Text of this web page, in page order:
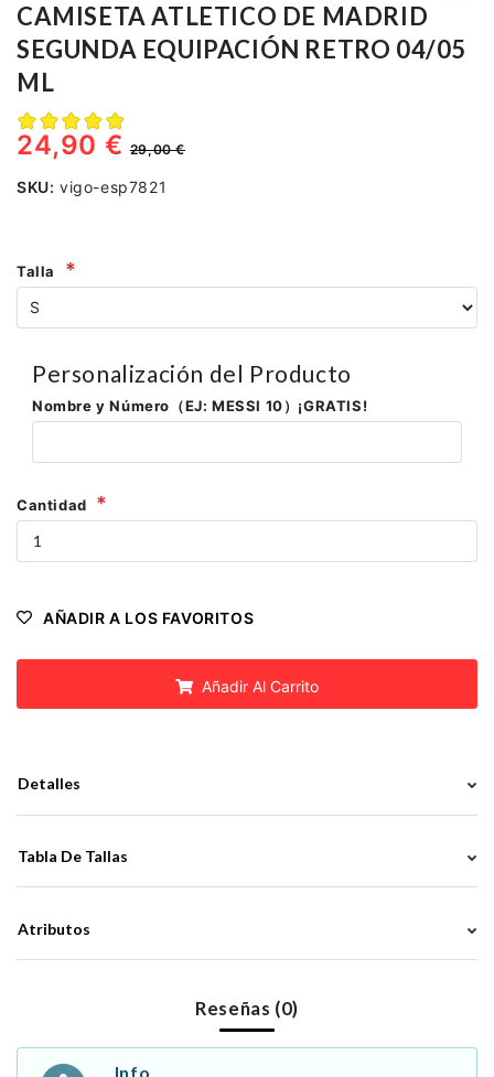
CAMISETA ATLETICO DE MADRID
SEGUNDA EQUIPACIÓN RETRO 04/05
ML
24,90 €29,00 €
SKU: vigo-esp7821
Talla
Personalización del Producto
Nombre y Número（EJ: MESSI 10）¡GRATIS!
Cantidad
AÑADIR A LOS FAVORITOS
Añadir Al Carrito
Detalles
Tabla De Tallas
Atributos
Reseñas (0)
Info